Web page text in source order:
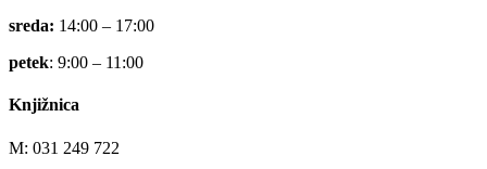
sreda: 14:00 – 17:00
petek: 9:00 – 11:00
Knjižnica
M: 031 249 722